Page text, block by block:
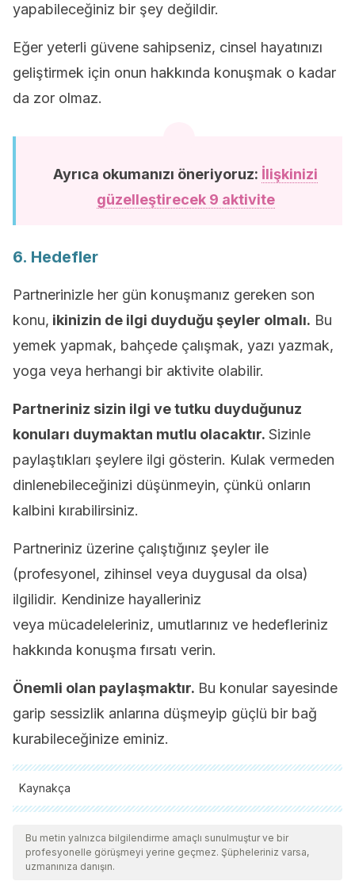
yapabileceğiniz bir şey değildir.
Eğer yeterli güvene sahipseniz, cinsel hayatınızı
geliştirmek için onun hakkında konuşmak o kadar
da zor olmaz.
Ayrıca okumanızı öneriyoruz: İlişkinizi
güzelleştirecek 9 aktivite
6. Hedefler
Partnerinizle her gün konuşmanız gereken son
konu, ikinizin de ilgi duyduğu şeyler olmalı. Bu
yemek yapmak, bahçede çalışmak, yazı yazmak,
yoga veya herhangi bir aktivite olabilir.
Partneriniz sizin ilgi ve tutku duyduğunuz
konuları duymaktan mutlu olacaktır. Sizinle
paylaştıkları şeylere ilgi gösterin. Kulak vermeden
dinlenebileceğinizi düşünmeyin, çünkü onların
kalbini kırabilirsiniz.
Partneriniz üzerine çalıştığınız şeyler ile
(profesyonel, zihinsel veya duygusal da olsa)
ilgilidir. Kendinize hayalleriniz
veya mücadeleleriniz, umutlarınız ve hedefleriniz
hakkında konuşma fırsatı verin.
Önemli olan paylaşmaktır. Bu konular sayesinde
garip sessizlik anlarına düşmeyip güçlü bir bağ
kurabileceğinize eminiz.
Kaynakça
Tüm alıntı yapılan kaynaklar, kalitelerini, güvenilirliklerini,
güncelliklerini ve geçerliliklerini sağlamak için ekibimiz
tarafından derinlemesine incelendi. Bu makalenin bibliyografisi
Bu metin yalnızca bilgilendirme amaçlı sunulmuştur ve bir
profesyonelle görüşmeyi yerine geçmez. Şüpheleriniz varsa,
uzmanınıza danışın.